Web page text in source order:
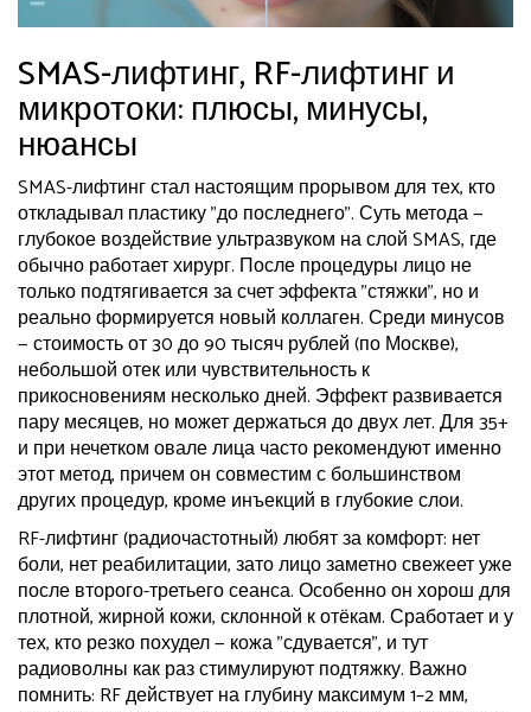
SMAS-лифтинг, RF-лифтинг и
микротоки: плюсы, минусы,
нюансы
SMAS-лифтинг стал настоящим прорывом для тех, кто
откладывал пластику "до последнего". Суть метода —
глубокое воздействие ультразвуком на слой SMAS, где
обычно работает хирург. После процедуры лицо не
только подтягивается за счет эффекта "стяжки", но и
реально формируется новый коллаген. Среди минусов
— стоимость от 30 до 90 тысяч рублей (по Москве),
небольшой отек или чувствительность к
прикосновениям несколько дней. Эффект развивается
пару месяцев, но может держаться до двух лет. Для 35+
и при нечетком овале лица часто рекомендуют именно
этот метод, причем он совместим с большинством
других процедур, кроме инъекций в глубокие слои.
RF-лифтинг (радиочастотный) любят за комфорт: нет
боли, нет реабилитации, зато лицо заметно свежеет уже
после второго-третьего сеанса. Особенно он хорош для
плотной, жирной кожи, склонной к отёкам. Сработает и у
тех, кто резко похудел — кожа "сдувается", и тут
радиоволны как раз стимулируют подтяжку. Важно
помнить: RF действует на глубину максимум 1–2 мм,